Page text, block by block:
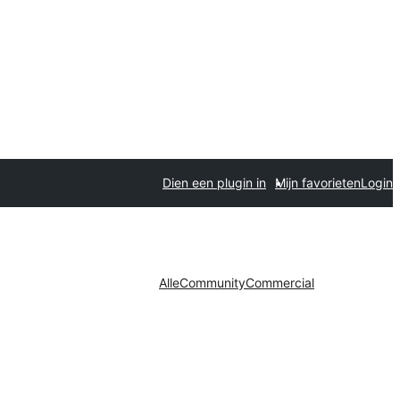
Dien een plugin in Mijn favorietenLogin
AlleCommunityCommercial